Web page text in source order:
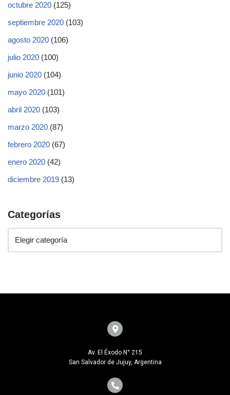
octubre 2020 (125)
septiembre 2020 (103)
agosto 2020 (106)
julio 2020 (100)
junio 2020 (104)
mayo 2020 (101)
abril 2020 (103)
marzo 2020 (87)
febrero 2020 (67)
enero 2020 (42)
diciembre 2019 (13)
Categorías
Av. El Éxodo N° 215
San Salvador de Jujuy, Argentina